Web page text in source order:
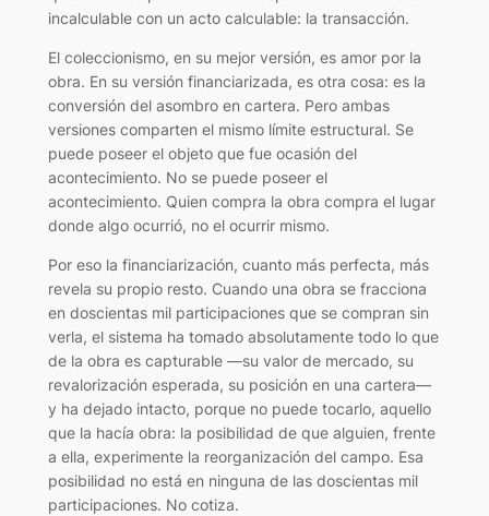
incalculable con un acto calculable: la transacción.
El coleccionismo, en su mejor versión, es amor por la
obra. En su versión financiarizada, es otra cosa: es la
conversión del asombro en cartera. Pero ambas
versiones comparten el mismo límite estructural. Se
puede poseer el objeto que fue ocasión del
acontecimiento. No se puede poseer el
acontecimiento. Quien compra la obra compra el lugar
donde algo ocurrió, no el ocurrir mismo.
Por eso la financiarización, cuanto más perfecta, más
revela su propio resto. Cuando una obra se fracciona
en doscientas mil participaciones que se compran sin
verla, el sistema ha tomado absolutamente todo lo que
de la obra es capturable —su valor de mercado, su
revalorización esperada, su posición en una cartera—
y ha dejado intacto, porque no puede tocarlo, aquello
que la hacía obra: la posibilidad de que alguien, frente
a ella, experimente la reorganización del campo. Esa
posibilidad no está en ninguna de las doscientas mil
participaciones. No cotiza.